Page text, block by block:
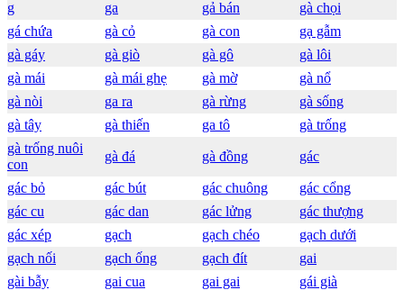
g ga gả bán
gà chọi
gá chứa
gà cỏ gà con
gạ gẫm
gà gáy
gà giò gà gô
gà lôi
gà mái
gà mái ghẹ gà mờ
gà nổ
gà nòi
ga ra gà rừng
gà sống
gà tây
gà thiến ga tô
gà trống
gà trống nuôi
con
gà đá gà đồng gác
gác bỏ gác bút gác chuông
gác cổng
gác cu
gác dan gác lửng
gác thượng
gác xép
gạch gạch chéo
gạch dưới
gạch nối
gạch ống gạch đít
gai
gài bẫy
gai cua gai gai
gái già